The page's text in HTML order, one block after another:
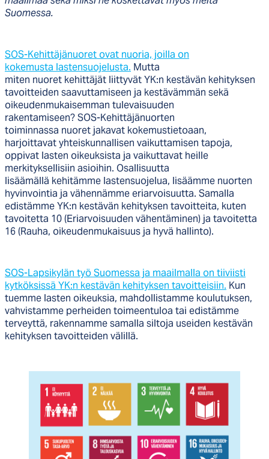
Suomessa.
SOS-Kehittäjänuoret ovat nuoria, joilla on
kokemusta lastensuojelusta. Mutta
miten nuoret kehittäjät liittyvät YK:n kestävän kehityksen
tavoitteiden saavuttamiseen ja kestävämmän sekä
oikeudenmukaisemman tulevaisuuden
rakentamiseen? SOS-Kehittäjänuorten
toiminnassa nuoret jakavat kokemustietoaan,
harjoittavat yhteiskunnallisen vaikuttamisen tapoja,
oppivat lasten oikeuksista ja vaikuttavat heille
merkityksellisiin asioihin. Osallisuutta
lisäämällä kehitämme lastensuojelua, lisäämme nuorten
hyvinvointia ja vähennämme eriarvoisuutta. Samalla
edistämme YK:n kestävän kehityksen tavoitteita, kuten
tavoitetta 10 (Eriarvoisuuden vähentäminen) ja tavoitetta
16 (Rauha, oikeudenmukaisuus ja hyvä hallinto).
SOS-Lapsikylän työ Suomessa ja maailmalla on tiiviisti
kytköksissä YK:n kestävän kehityksen tavoitteisiin. Kun
tuemme lasten oikeuksia, mahdollistamme koulutuksen,
vahvistamme perheiden toimeentuloa tai edistämme
terveyttä, rakennamme samalla siltoja useiden kestävän
kehityksen tavoitteiden välillä.